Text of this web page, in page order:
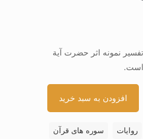
نمونه اثر حضرت آیة
است.
افزودن به سبد خرید
روایات سوره های قرآن